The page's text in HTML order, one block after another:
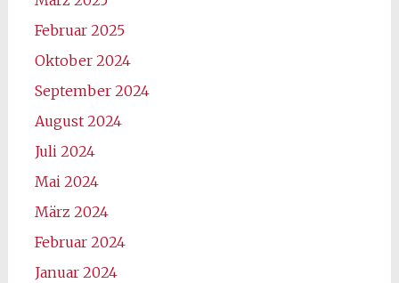
Februar 2025
Oktober 2024
September 2024
August 2024
Juli 2024
Mai 2024
März 2024
Februar 2024
Januar 2024